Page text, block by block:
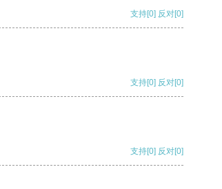
支持[0] 反对[0]
支持[0] 反对[0]
支持[0] 反对[0]